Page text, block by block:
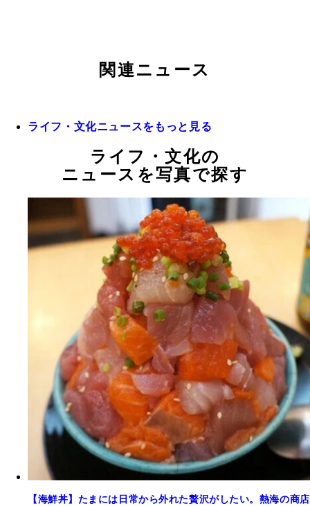
関連ニュース
ライフ・文化ニュースをもっと見る
ライフ・文化の
ニュースを写真で探す
【海鮮丼】たまには日常から外れた贅沢がしたい。熱海の商店